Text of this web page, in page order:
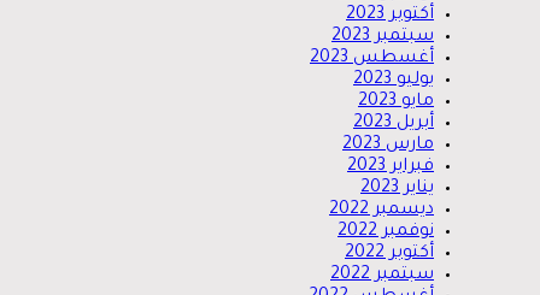
أكتوبر 2023
سبتمبر 2023
أغسطس 2023
يوليو 2023
مايو 2023
أبريل 2023
مارس 2023
فبراير 2023
يناير 2023
ديسمبر 2022
نوفمبر 2022
أكتوبر 2022
سبتمبر 2022